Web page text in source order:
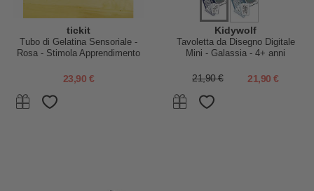
tickit
Tubo di Gelatina Sensoriale -
Rosa - Stimola Apprendimento
23,90 €
Kidywolf
Tavoletta da Disegno Digitale
Mini - Galassia - 4+ anni
21,90 € 21,90 €